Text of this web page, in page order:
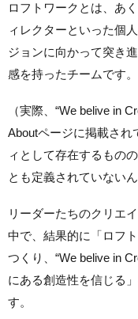
ロフトワークとは、あ
ィレクターといった個
ジョンに向かって突き
感を持ったチームです。
（実際、“We belive in
Aboutページに掲載され
ィとして存在するもの
とも定義されていないん
リーダーたちのクリエ
中で、結果的に「ロフ
つくり、“We belive in
にある創造性を信じる
す。